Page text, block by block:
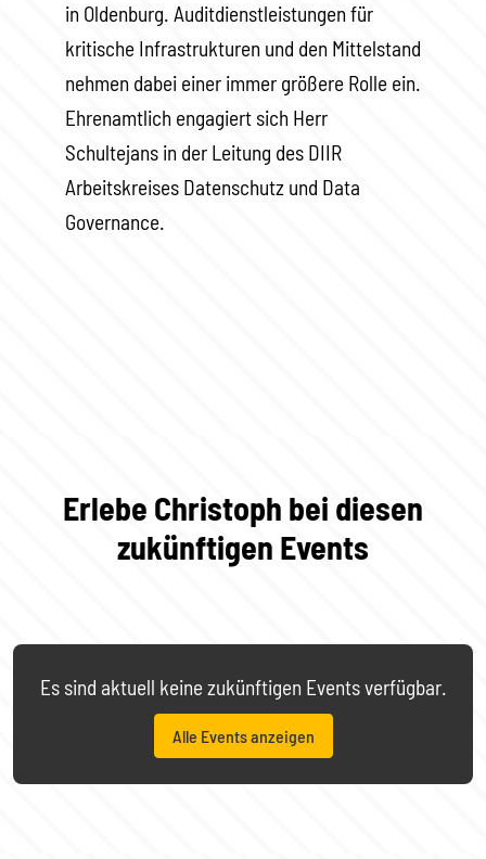
in Oldenburg. Auditdienstleistungen für
kritische Infrastrukturen und den Mittelstand
nehmen dabei einer immer größere Rolle ein.
Ehrenamtlich engagiert sich Herr
Schultejans in der Leitung des DIIR
Arbeitskreises Datenschutz und Data
Governance.
Erlebe Christoph bei diesen
zukünftigen Events
Es sind aktuell keine zukünftigen Events verfügbar.
Alle Events anzeigen